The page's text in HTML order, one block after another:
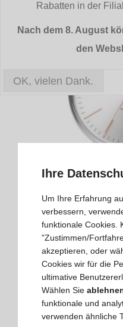
Danish
€ 299,00
-30%
Rabatten in der
Nach dem 8. August
den
OK, vielen Dank.
Ihre
Um Ihre Erfahrung
verbessern,
funktionale Cookies.
"Zustimmen/
akzeptieren, oder
Cookies wir für die
ultimative
Wählen Sie
funktionale und
verwenden ähnliche